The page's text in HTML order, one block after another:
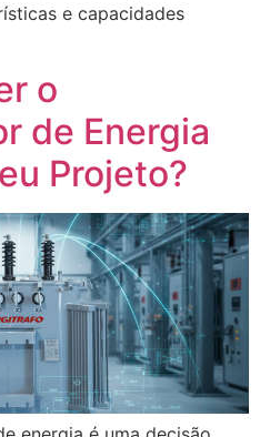
e capacidades
o
de Energia
Projeto?